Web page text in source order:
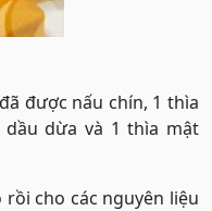
được nấu chín, 1 thìa
dừa và 1 thìa mật
rồi cho các nguyên liệu